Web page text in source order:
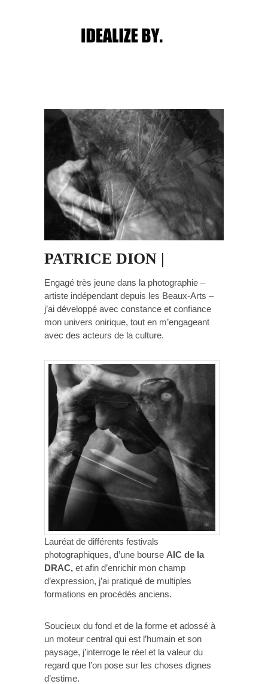
Post navigation
PATRICE DION |
Engagé très jeune dans la photographie –
artiste indépendant depuis les Beaux-Arts –
j’ai développé avec constance et confiance
mon univers onirique, tout en m’engageant
avec des acteurs de la culture.
Lauréat de différents festivals
photographiques, d’une bourse AIC de la
DRAC, et afin d’enrichir mon champ
d’expression, j’ai pratiqué de multiples
formations en procédés anciens.
Soucieux du fond et de la forme et adossé à
un moteur central qui est l’humain et son
paysage, j’interroge le réel et la valeur du
regard que l’on pose sur les choses dignes
d’estime.